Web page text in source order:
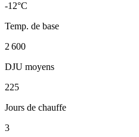
-12°C
Temp. de base
2 600
DJU moyens
225
Jours de chauffe
3